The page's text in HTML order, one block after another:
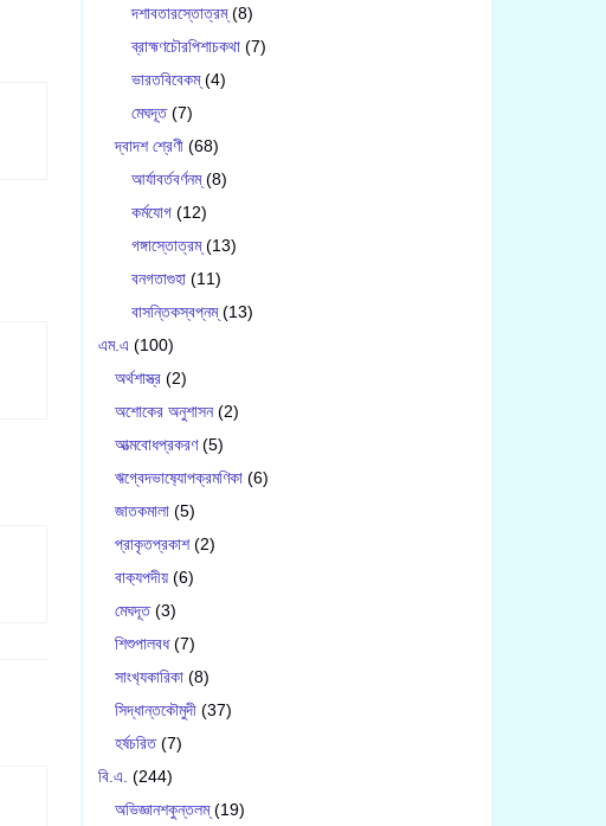
দশাবতারস্তোত্রম্(8)
ব্রাহ্মণচৌরপিশাচকথা (7)
ভারতবিবেকম্(4)
মেঘদূত(7)
দ্বাদশ শ্রেণী (68)
আর্যাবর্তবর্ণনম্(8)
কর্মযোগ (12)
গঙ্গাস্তোত্রম্(13)
বনগতাগুহা (11)
বাসন্তিকস্বপ্নম্(13)
এম.এ (100)
অর্থশাস্ত্র (2)
অশোকের অনুশাসন(2)
আত্মবোধপ্রকরণ(5)
ঋগ্বেদভাষ‍্যোপক্রমণিকা (6)
জাতকমালা (5)
প্রাকৃতপ্রকাশ(2)
বাক‍্যপদীয় (6)
মেঘদূত(3)
শিশুপালবধ(7)
সাংখ‍্যকারিকা (8)
সিদ্ধান্তকৌমুদী (37)
হর্ষচরিত(7)
বি.এ. (244)
অভিজ্ঞানশকুন্তলম্(19)